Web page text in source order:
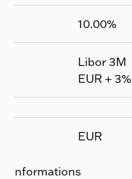
10.00%
Libor 3M
EUR + 3%
EUR
Informations